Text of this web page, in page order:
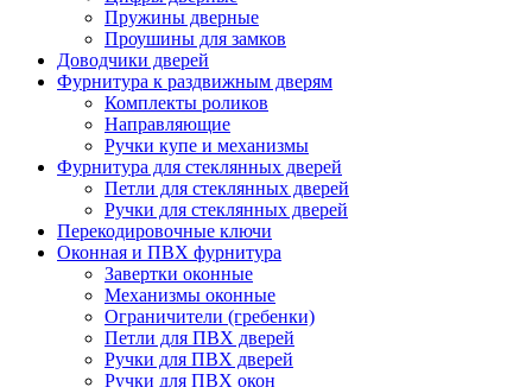
Пружины дверные
Проушины для замков
Доводчики дверей
Фурнитура к раздвижным дверям
Комплекты роликов
Направляющие
Ручки купе и механизмы
Фурнитура для стеклянных дверей
Петли для стеклянных дверей
Ручки для стеклянных дверей
Перекодировочные ключи
Оконная и ПВХ фурнитура
Завертки оконные
Механизмы оконные
Ограничители (гребенки)
Петли для ПВХ дверей
Ручки для ПВХ дверей
Ручки для ПВХ окон